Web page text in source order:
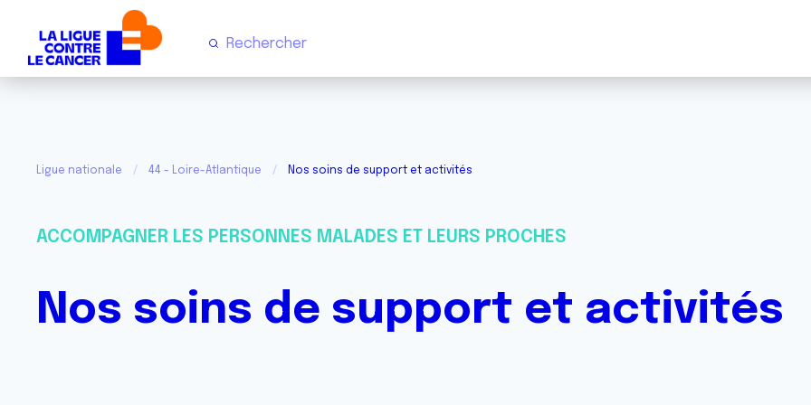
Ligue nationale 44 - Loire-Atlantique Nos soins de support et activités
ACCOMPAGNER LES PERSONNES MALADES ET LEURS PROCHES
Nos soins de support et activités